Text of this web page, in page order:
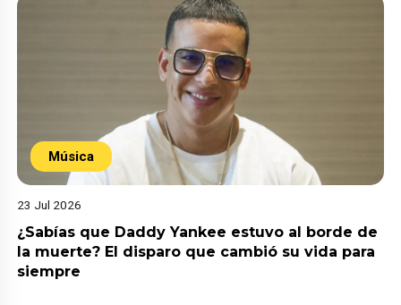
Música
23 Jul 2026
¿Sabías que Daddy Yankee estuvo al borde de
la muerte? El disparo que cambió su vida para
siempre